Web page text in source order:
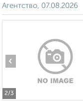
Агентство, 07.08.2026
2/3
‹